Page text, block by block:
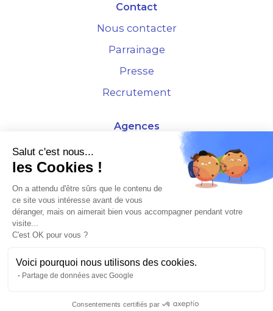
Contact
Nous contacter
Parrainage
Presse
Recrutement
Agences
4 Rue de la Bourse - 69001 Lyon
10 rue d'Austerlitz - 75012 Paris
À L'HORIZON 2025
©2026 Plusse. Tous droits réservés.
Salut c'est nous...
les Cookies !
On a attendu d'être sûrs que le contenu de
ce site vous intéresse avant de vous
déranger, mais on aimerait bien vous accompagner pendant votre
visite...
C'est OK pour vous ?
Voici pourquoi nous utilisons des cookies.
Partage de données avec Google
Consentements certifiés par